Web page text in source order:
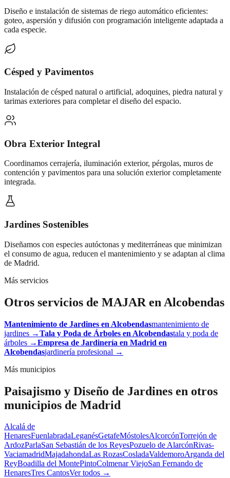
Diseño e instalación de sistemas de riego automático eficientes:
goteo, aspersión y difusión con programación inteligente adaptada a
cada especie.
Césped y Pavimentos
Instalación de césped natural o artificial, adoquines, piedra natural y
tarimas exteriores para completar el diseño del espacio.
Obra Exterior Integral
Coordinamos cerrajería, iluminación exterior, pérgolas, muros de
contención y pavimentos para una solución exterior completamente
integrada.
Jardines Sostenibles
Diseñamos con especies autóctonas y mediterráneas que minimizan
el consumo de agua, reducen el mantenimiento y se adaptan al clima
de Madrid.
Más servicios
Otros servicios de MAJAR en Alcobendas
Mantenimiento de Jardines en Alcobendasmantenimiento de
jardines →Tala y Poda de Árboles en Alcobendastala y poda de
árboles →Empresa de Jardinería en Madrid en
Alcobendasjardinería profesional →
Más municipios
Paisajismo y Diseño de Jardines en otros
municipios de Madrid
Alcalá de
HenaresFuenlabradaLeganésGetafeMóstolesAlcorcónTorrejón de
ArdozParlaSan Sebastián de los ReyesPozuelo de AlarcónRivas-
VaciamadridMajadahondaLas RozasCosladaValdemoroArganda del
ReyBoadilla del MontePintoColmenar ViejoSan Fernando de
HenaresTres CantosVer todos →